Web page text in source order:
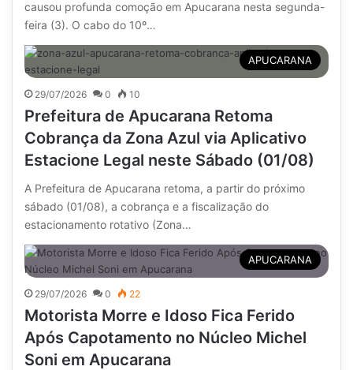
causou profunda comoção em Apucarana nesta segunda-
feira (3). O cabo do 10º…
APUCARANA
29/07/2026 0 10
Prefeitura de Apucarana Retoma
Cobrança da Zona Azul via Aplicativo
Estacione Legal neste Sábado (01/08)
A Prefeitura de Apucarana retoma, a partir do próximo
sábado (01/08), a cobrança e a fiscalização do
estacionamento rotativo (Zona…
APUCARANA
29/07/2026 0 22
Motorista Morre e Idoso Fica Ferido
Após Capotamento no Núcleo Michel
Soni em Apucarana